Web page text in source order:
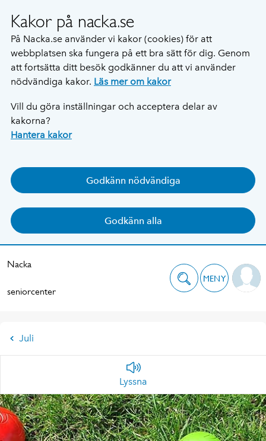
Kakor på nacka.se
På Nacka.se använder vi kakor (cookies) för att
webbplatsen ska fungera på ett bra sätt för dig. Genom
att fortsätta ditt besök godkänner du att vi använder
nödvändiga kakor. Läs mer om kakor
Vill du göra inställningar och acceptera delar av
kakorna?
Hantera kakor
Godkänn nödvändiga
Godkänn alla
Nacka
seniorcenter
MENY
Juli
Lyssna